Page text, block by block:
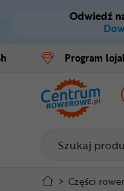
Do
Odwiedź
Program
Rowery
E-bike
Części
Akcesoria
Odzież
> Części